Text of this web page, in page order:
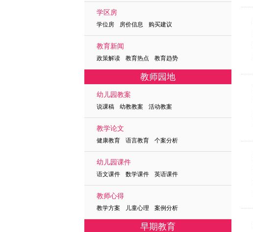
学区房
学位房 房价信息 购买建议
教育新闻
政策解读 教育热点 教育趋势
教师园地
幼儿园教案
说课稿 幼教教案 活动教案
教学论文
健康教育 语言教育 个案分析
幼儿园课件
语文课件 数学课件 英语课件
教师心得
教学方案 儿童心理 案例分析
早期教育